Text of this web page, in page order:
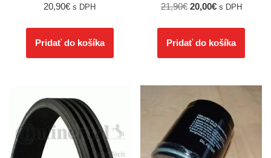
20,90€ s DPH
Pridať do košíka
21,90€ 20,00€ s DPH
Pridať do košíka